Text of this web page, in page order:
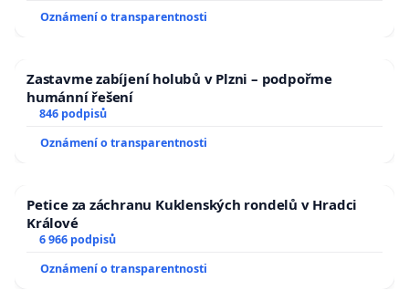
Oznámení o transparentnosti
Zastavme zabíjení holubů v Plzni – podpořme
humánní řešení
846 podpisů
Oznámení o transparentnosti
Petice za záchranu Kuklenských rondelů v Hradci
Králové
6 966 podpisů
Oznámení o transparentnosti